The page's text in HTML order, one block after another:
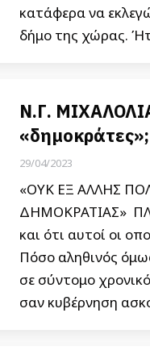
κατάφερα να
δήμο της χώρας.
Ν.Γ.
«δημοκράτες»;
29/04/2023
«ΟΥΚ ΕΞ ΑΛΛΗΣ
ΔΗΜΟΚΡΑΤΙΑΣ»
και ότι αυτοί οι
Πόσο αληθινός
σε σύντομο
σαν κυβέρνηση